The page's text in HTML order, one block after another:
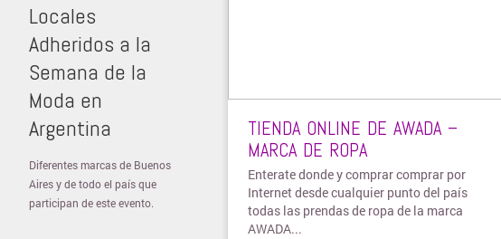
Locales
Adheridos a la
Semana de la
Moda en
Argentina
Diferentes marcas de Buenos
Aires y de todo el país que
participan de este evento.
TIENDA ONLINE DE AWADA –
MARCA DE ROPA
Enterate donde y comprar comprar por
Internet desde cualquier punto del país
todas las prendas de ropa de la marca
AWADA...